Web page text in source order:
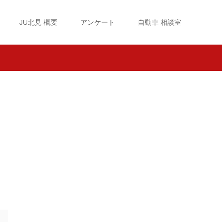
JU北見 概要 アンケート 自動車 相談室